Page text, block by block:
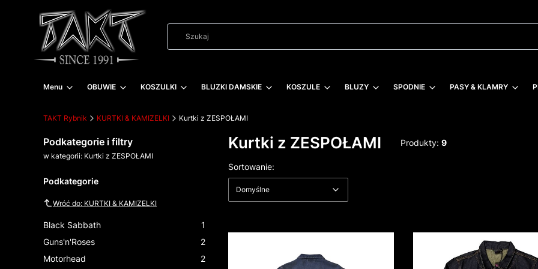
Menu OBUWIE KOSZULKI BLUZKI DAMSKIE KOSZULE BLUZY SPODNIE PASY & KLAMRY
TAKT Rybnik KURTKI & KAMIZELKI Kurtki z ZESPOŁAMI
Podkategorie i filtry
w kategorii: Kurtki z ZESPOŁAMI
Podkategorie
Wróć do: KURTKI & KAMIZELKI
Black Sabbath
1
Guns'n'Roses
2
Motorhead
2
Kurtki z ZESPOŁAMI Produkty: 9
Lista produktów
Sortowanie:
Domyślne